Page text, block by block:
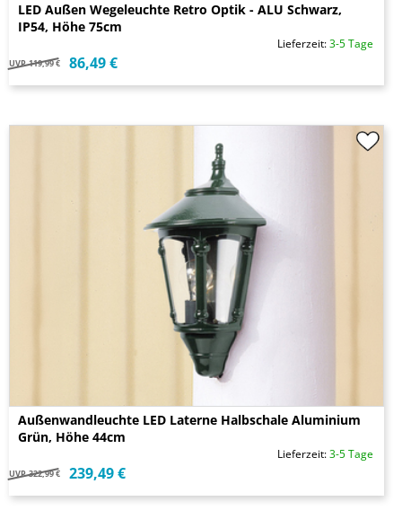
LED Außen Wegeleuchte Retro Optik - ALU Schwarz,
IP54, Höhe 75cm
Lieferzeit:3-5 Tage
UVP 119,99 € 86,49 €
Außenwandleuchte LED Laterne Halbschale Aluminium
Grün, Höhe 44cm
Lieferzeit:3-5 Tage
UVP 322,99 € 239,49 €